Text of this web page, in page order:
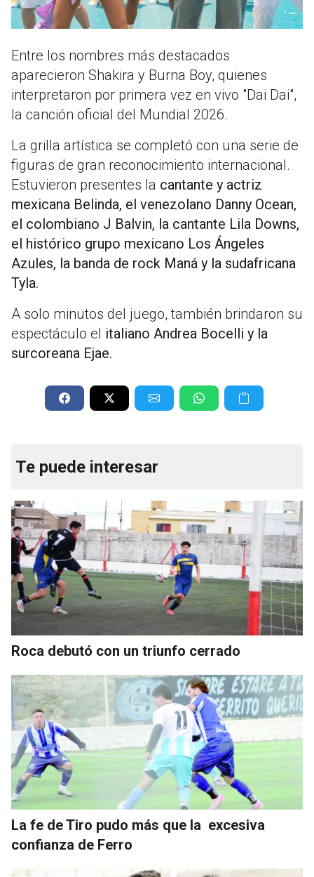
Entre los nombres más destacados
aparecieron Shakira y Burna Boy, quienes
interpretaron por primera vez en vivo "Dai Dai",
la canción oficial del Mundial 2026.
La grilla artística se completó con una serie de
figuras de gran reconocimiento internacional.
Estuvieron presentes la cantante y actriz
mexicana Belinda, el venezolano Danny Ocean,
el colombiano J Balvin, la cantante Lila Downs,
el histórico grupo mexicano Los Ángeles
Azules, la banda de rock Maná y la sudafricana
Tyla.
A solo minutos del juego, también brindaron su
espectáculo el italiano Andrea Bocelli y la
surcoreana Ejae.
Te puede interesar
Roca debutó con un triunfo cerrado
La fe de Tiro pudo más que la excesiva
confianza de Ferro